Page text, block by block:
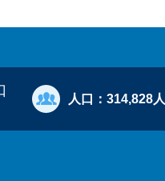
人口： 314,828人